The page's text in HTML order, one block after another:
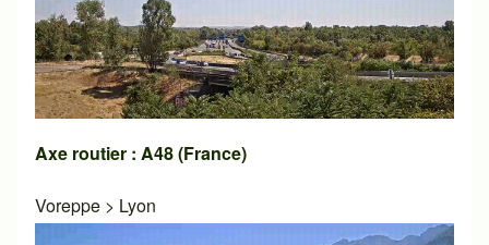
Axe routier : A48 (France)
Voreppe > Lyon